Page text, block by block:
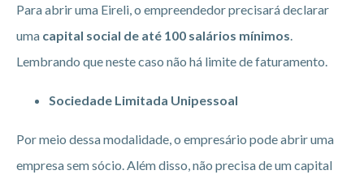
Para abrir uma Eireli, o empreendedor precisará declarar
uma capital social de até 100 salários mínimos
Lembrando que neste caso não há limite de faturamento.
Sociedade Limitada Unipessoal
Por meio dessa modalidade, o empresário pode abrir uma
empresa sem sócio. Além disso, não precisa de um capital